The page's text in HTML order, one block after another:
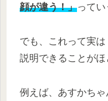
顔が違う！」ってい
でも、これって実
説明できることがほ
例えば、あすかち